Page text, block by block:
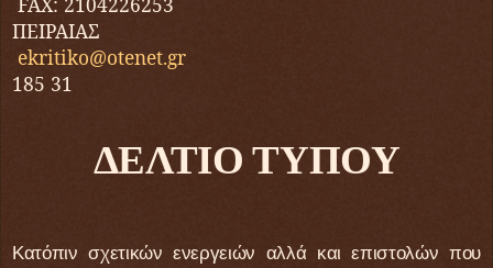
ΠΕΙΡΑΙΑΣ
ekritiko@otenet.gr
185 31
ΔΕΛΤΙΟ ΤΥΠΟΥ
Κατόπιν σχετικών ενεργειών αλλά και επιστολών που